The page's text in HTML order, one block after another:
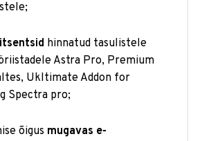
hinnatud tasulistele
Astra Pro, Premium
Ukltimate Addon for
Spectra pro;
õigus mugavas e-